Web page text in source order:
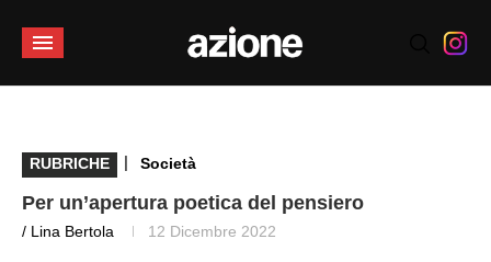
RUBRICHE | Società
Per un’apertura poetica del pensiero
/ Lina Bertola 12 Dicembre 2022